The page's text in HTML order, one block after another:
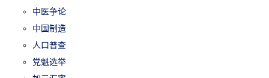
中医争论
中国制造
人口普查
党魁选举